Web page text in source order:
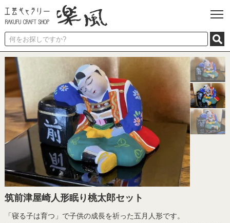
筑前津屋崎人形眠り桃太郎セット
「寝る子は育つ」で子供の成長を祈った五月人形です。